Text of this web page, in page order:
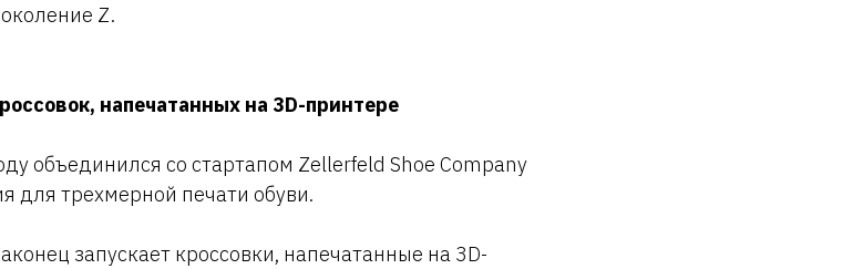
Z.
напечатанных на 3D-принтере
объединился со стартапом Zellerfeld Shoe Company
трехмерной печати обуви.
запускает кроссовки, напечатанные на 3D-